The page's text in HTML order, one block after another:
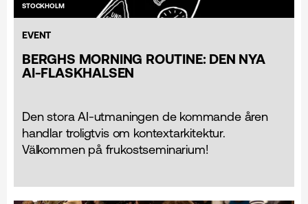
STOCKHOLM
EVENT
BERGHS MORNING ROUTINE: DEN NYA
AI-FLASKHALSEN
Den stora AI-utmaningen de kommande åren
handlar troligtvis om kontextarkitektur.
Välkommen på frukostseminarium!